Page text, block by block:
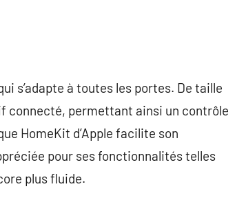
s’adapte à toutes les portes. De taille
connecté, permettant ainsi un contrôle
HomeKit d’Apple facilite son
pour ses fonctionnalités telles
plus fluide.